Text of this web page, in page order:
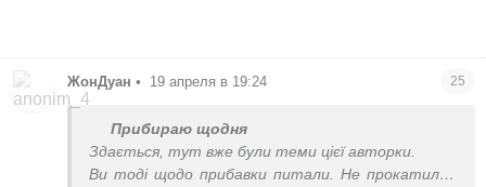
ЖонДуан • 19 апреля в 19:24 25
Прибираю щодня
Здається, тут вже були теми цієї авторки.
Ви тоді щодо прибавки питали. Не прокатило?